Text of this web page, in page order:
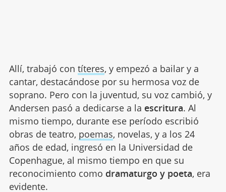
Allí, trabajó con títeres, y empezó a bailar y a
cantar, destacándose por su hermosa voz de
soprano. Pero con la juventud, su voz cambió, y
Andersen pasó a dedicarse a la escritura. Al
mismo tiempo, durante ese período escribió
obras de teatro, poemas, novelas, y a los 24
años de edad, ingresó en la Universidad de
Copenhague, al mismo tiempo en que su
reconocimiento como dramaturgo y poeta, era
evidente.